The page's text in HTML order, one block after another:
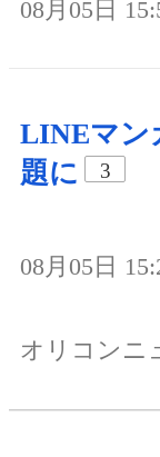
08月05日
LINEマン
題に
3
08月05日
オリコンニ